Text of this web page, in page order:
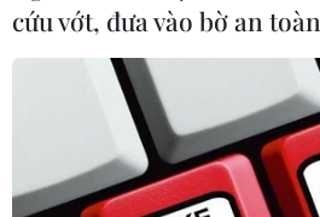
cứu vớt, đưa vào bờ an toàn